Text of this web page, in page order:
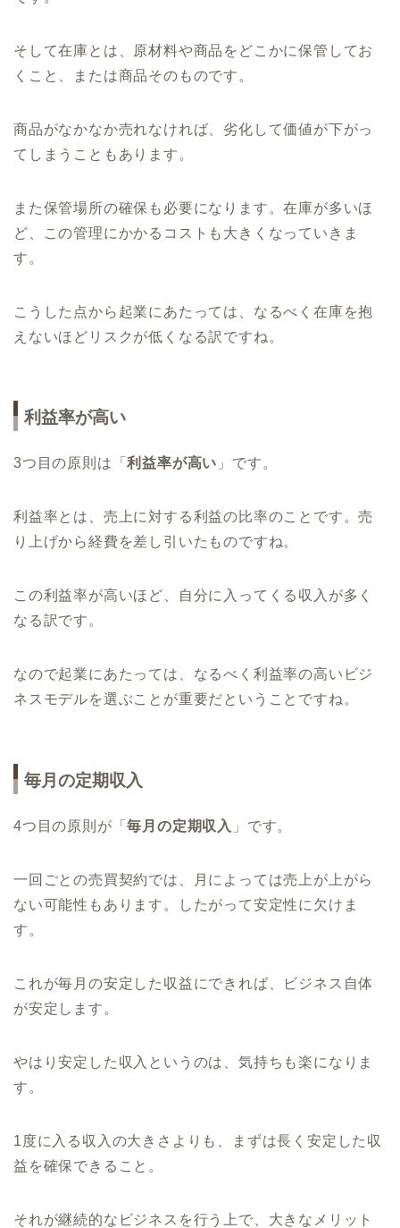
そして在庫とは、原材料や商品をどこかに保管してお
くこと、または商品そのものです。
商品がなかなか売れなければ、劣化して価値が下がっ
てしまうこともあります。
また保管場所の確保も必要になります。在庫が多いほ
ど、この管理にかかるコストも大きくなっていきま
す。
こうした点から起業にあたっては、なるべく在庫を抱
えないほどリスクが低くなる訳ですね。
利益率が高い
3つ目の原則は「利益率が高い 」です。
利益率とは、売上に対する利益の比率のことです。売
り上げから経費を差し引いたものですね。
この利益率が高いほど、自分に入ってくる収入が多く
なる訳です。
なので起業にあたっては、なるべく利益率の高いビジ
ネスモデルを選ぶことが重要だということですね。
毎月の定期収入
4つ目の原則が「毎月の定期収入 」です。
一回ごとの売買契約では、月によっては売上が上がら
ない可能性もあります。したがって安定性に欠けま
す。
これが毎月の安定した収益にできれば、ビジネス自体
が安定します。
やはり安定した収入というのは、気持ちも楽になりま
す。
1度に入る収入の大きさよりも、まずは長く安定した収
益を確保できること。
それが継続的なビジネスを行う上で、大きなメリット